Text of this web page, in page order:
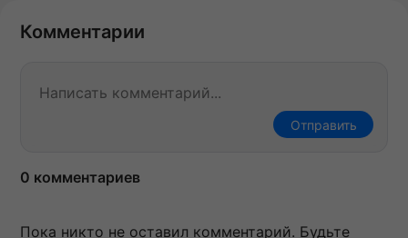
Комментарии
Отправить
0 комментариев
Пока никто не оставил комментарий. Будьте